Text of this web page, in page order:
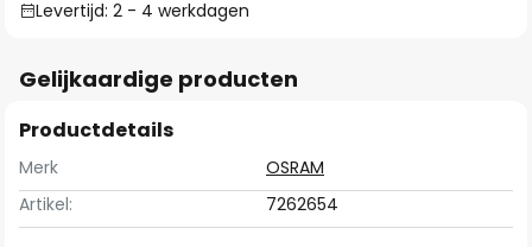
Levertijd: 2 - 4 werkdagen
Gelijkaardige producten
Productdetails
Merk
OSRAM
Artikel:
7262654